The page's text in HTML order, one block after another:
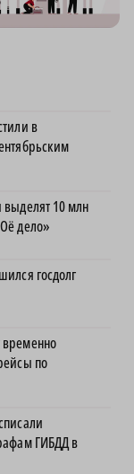
в
выделят 10 млн
дело»
госдолг
по
ГИБДД в